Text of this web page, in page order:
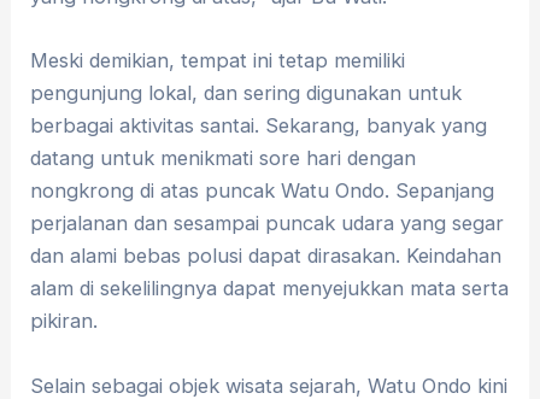
Meski demikian, tempat ini tetap memiliki
pengunjung lokal, dan sering digunakan untuk
berbagai aktivitas santai. Sekarang, banyak yang
datang untuk menikmati sore hari dengan
nongkrong di atas puncak Watu Ondo. Sepanjang
perjalanan dan sesampai puncak udara yang segar
dan alami bebas polusi dapat dirasakan. Keindahan
alam di sekelilingnya dapat menyejukkan mata serta
pikiran.
Selain sebagai objek wisata sejarah, Watu Ondo kini